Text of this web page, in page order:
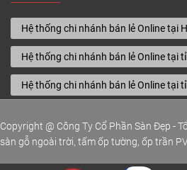
Sàn nhựa hèm khóa Rosa
Hệ thống chi nhánh bán lẻ Online tại
Hệ thống chi nhánh bán lẻ Online tại
Hệ thống chi nhánh bán lẻ Online tại
Copyright @ Công Ty Cổ Phần Sàn Đẹp -
sàn gỗ ngoài trời, tấm ốp tường, ốp trần